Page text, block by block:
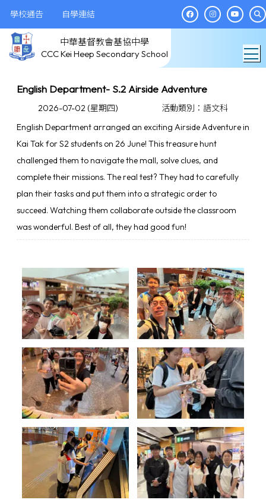
學校通告 自學連結
中華基督教會基協中學
CCC Kei Heep Secondary School
English Department- S.2 Airside Adventure
2026-07-02 (星期四)
活動類別：語文科
English Department arranged an exciting Airside Adventure in
Kai Tak for S2 students on 26 June! This treasure hunt
challenged them to navigate the mall, solve clues, and
complete their missions. The real test? They had to carefully
plan their tasks and put them into a strategic order to
succeed. Watching them collaborate outside the classroom
was wonderful. Best of all, they had good fun!